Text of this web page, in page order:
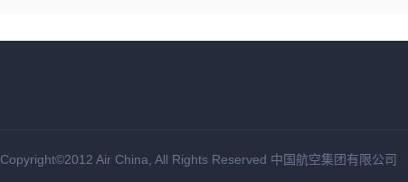
Copyright©2012 Air China, All Rights Reserved 中国航空集团有限公司